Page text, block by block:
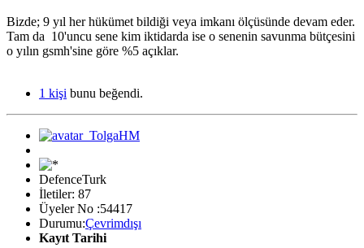
Bizde; 9 yıl her hükümet bildiği veya imkanı ölçüsünde devam eder.
Tam da 10'uncu sene kim iktidarda ise o senenin savunma bütçesini
o yılın gsmh'sine göre %5 açıklar.
1 kişi bunu beğendi.
DefenceTurk
İletiler: 87
Üyeler No :54417
Durumu:Çevrimdışı
Kayıt Tarihi